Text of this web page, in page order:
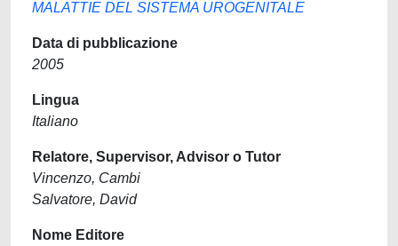
MALATTIE DEL SISTEMA UROGENITALE
Data di pubblicazione
2005
Lingua
Italiano
Relatore, Supervisor, Advisor o Tutor
Vincenzo, Cambi
Salvatore, David
Nome Editore